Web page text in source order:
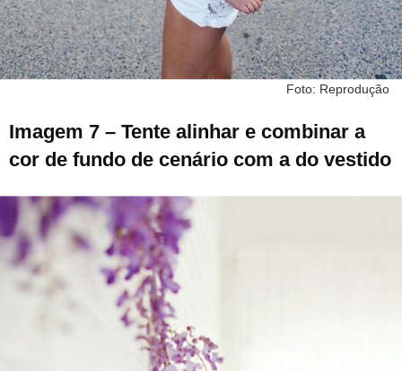
Foto: Reprodução
Imagem 7 – Tente alinhar e combinar a
cor de fundo de cenário com a do vestido